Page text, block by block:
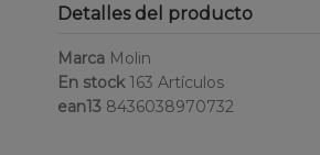
Detalles del producto
Marca Molin
En stock 163 Artículos
ean13 8436038970732